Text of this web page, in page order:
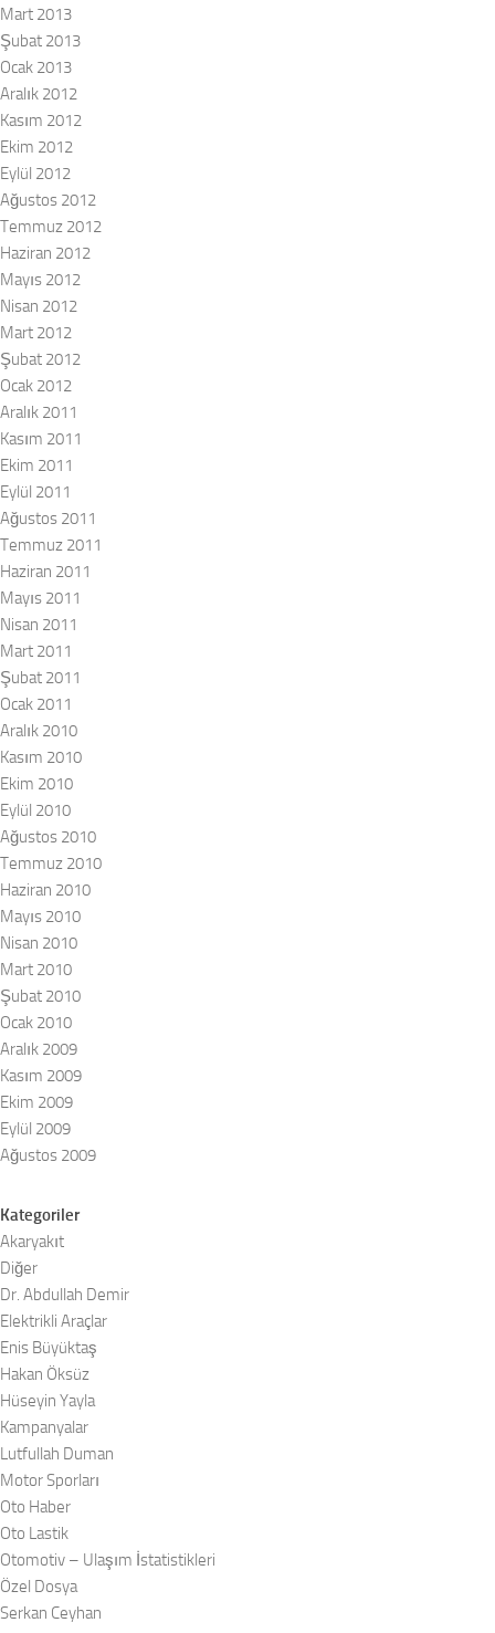
Mart 2013
Şubat 2013
Ocak 2013
Aralık 2012
Kasım 2012
Ekim 2012
Eylül 2012
Ağustos 2012
Temmuz 2012
Haziran 2012
Mayıs 2012
Nisan 2012
Mart 2012
Şubat 2012
Ocak 2012
Aralık 2011
Kasım 2011
Ekim 2011
Eylül 2011
Ağustos 2011
Temmuz 2011
Haziran 2011
Mayıs 2011
Nisan 2011
Mart 2011
Şubat 2011
Ocak 2011
Aralık 2010
Kasım 2010
Ekim 2010
Eylül 2010
Ağustos 2010
Temmuz 2010
Haziran 2010
Mayıs 2010
Nisan 2010
Mart 2010
Şubat 2010
Ocak 2010
Aralık 2009
Kasım 2009
Ekim 2009
Eylül 2009
Ağustos 2009
Kategoriler
Akaryakıt
Diğer
Dr. Abdullah Demir
Elektrikli Araçlar
Enis Büyüktaş
Hakan Öksüz
Hüseyin Yayla
Kampanyalar
Lutfullah Duman
Motor Sporları
Oto Haber
Oto Lastik
Otomotiv – Ulaşım İstatistikleri
Özel Dosya
Serkan Ceyhan